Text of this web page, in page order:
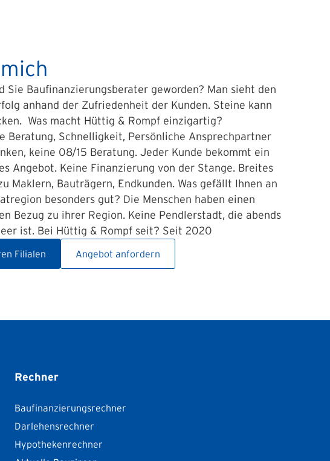
Sie Baufinanzierungsberater geworden? Man sieht den
anhand der Zufriedenheit der Kunden. Steine kann
Was macht Hüttig & Rompf einzigartig?
Beratung, Schnelligkeit, Persönliche Ansprechpartner
keine 08/15 Beratung. Jeder Kunde bekommt ein
Angebot. Keine Finanzierung von der Stange. Breites
Maklern, Bauträgern, Endkunden. Was gefällt Ihnen an
besonders gut? Die Menschen haben einen
Bezug zu ihrer Region. Keine Pendlerstadt, die abends
ist. Bei Hüttig & Rompf seit? Seit 2020
Filialen Angebot anfordern
Rechner
Baufinanzierungsrechner
Darlehensrechner
Hypothekenrechner